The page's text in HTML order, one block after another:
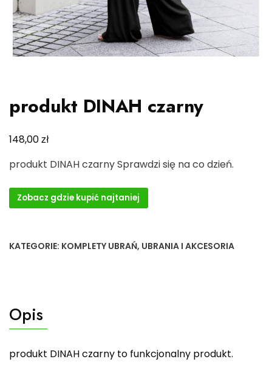
produkt DINAH czarny
148,00zł
produkt DINAH czarny Sprawdzi się na co dzień.
Zobacz gdzie kupić najtaniej
KATEGORIE: KOMPLETY UBRAŃ, UBRANIA I AKCESORIA
Opis
produkt DINAH czarny to funkcjonalny produkt.